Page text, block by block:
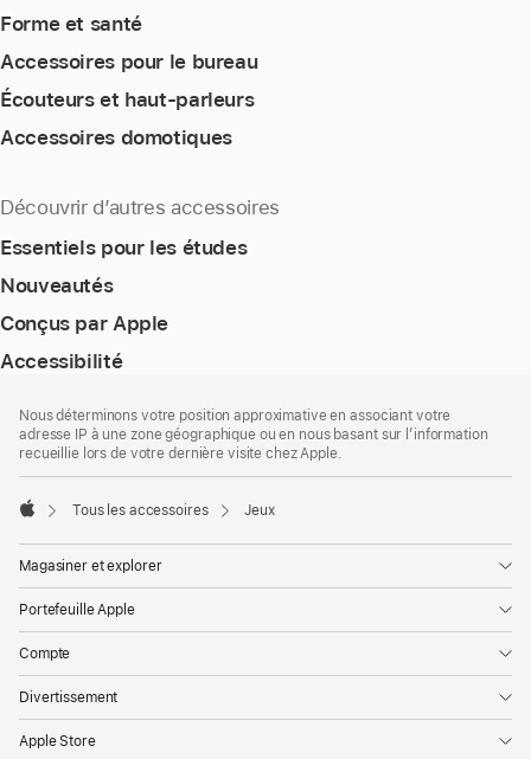
Forme et santé
Accessoires pour le bureau
Écouteurs et haut-parleurs
Accessoires domotiques
Découvrir d’autres accessoires
Essentiels pour les études
Nouveautés
Conçus par Apple
Accessibilité
de
page
de
bas
Nous déterminons votre position approximative en associant votre
adresse IP à une zone géographique ou en nous basant sur l’information
recueillie lors de votre dernière visite chez Apple.
Tous les accessoires Jeux
Magasiner et explorer
Portefeuille Apple
Compte
Divertissement
Apple Store